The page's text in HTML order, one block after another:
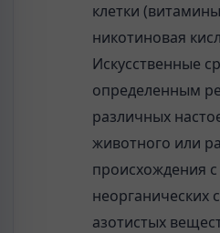
клетки
никотиновая
Искусственные
определенным
различных
животного или
происхождения
неорганических
азотистых